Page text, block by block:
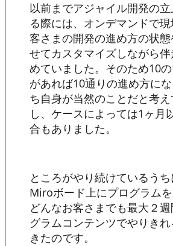
以前までアジャイル開発の
る際には、オンデマンドで
客さまの開発の進め方の状
せてカスタマイズしながら
めていました。そのため10
があれば10通りの進め方に
ち自身が当然のことだと考
し、ケースによっては1ヶ月
合もありました。
ところがやり続けているう
Miroボード上にプログラムを
どんなお客さまでも最大２
グラムコンテンツでやりき
きたのです。